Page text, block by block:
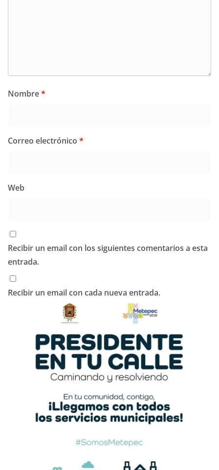
Nombre*
Correo electrónico *
Web
Recibir un email con los siguientes comentarios a esta
entrada.
Recibir un email con cada nueva entrada.